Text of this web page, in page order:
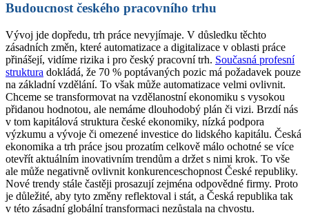
Budoucnost českého pracovního trhu
Vývoj jde dopředu, trh práce nevyjímaje. V důsledku těchto
zásadních změn, které automatizace a digitalizace v oblasti práce
přinášejí, vidíme rizika i pro český pracovní trh. Současná profesní
struktura dokládá, že 70 % poptávaných pozic má požadavek pouze
na základní vzdělání. To však může automatizace velmi ovlivnit.
Chceme se transformovat na vzdělanostní ekonomiku s vysokou
přidanou hodnotou, ale nemáme dlouhodobý plán či vizi. Brzdí nás
v tom kapitálová struktura české ekonomiky, nízká podpora
výzkumu a vývoje či omezené investice do lidského kapitálu. Česká
ekonomika a trh práce jsou prozatím celkově málo ochotné se více
otevřít aktuálním inovativním trendům a držet s nimi krok. To vše
ale může negativně ovlivnit konkurenceschopnost České republiky.
Nové trendy stále častěji prosazují zejména odpovědné firmy. Proto
je důležité, aby tyto změny reflektoval i stát, a Česká republika tak
v této zásadní globální transformaci nezůstala na chvostu.